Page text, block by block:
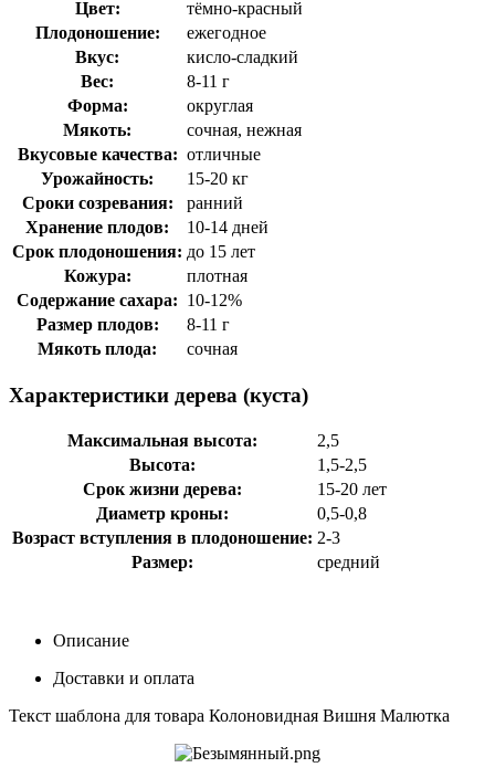
Цвет:
тёмно-красный
Плодоношение:
ежегодное
Вкус:
кисло-сладкий
Вес:
8-11 г
Форма:
округлая
Мякоть:
сочная, нежная
Вкусовые качества: отличные
Урожайность:
15-20 кг
Сроки созревания:
ранний
Хранение плодов:
10-14 дней
Срок плодоношения: до 15 лет
Кожура:
плотная
Содержание сахара: 10-12%
Размер плодов:
8-11 г
Мякоть плода:
сочная
Характеристики дерева (куста)
Максимальная высота:
2,5
Высота:
1,5-2,5
Срок жизни дерева:
15-20 лет
Диаметр кроны:
0,5-0,8
Возраст вступления в плодоношение: 2-3
Размер:
средний
Описание
Доставки и оплата
Текст шаблона для товара Колоновидная Вишня Малютка